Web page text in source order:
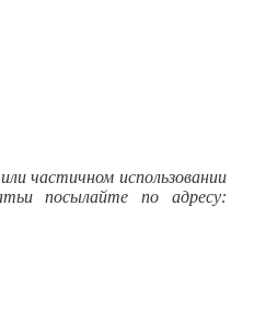
частичном использовании
посылайте по адресу: